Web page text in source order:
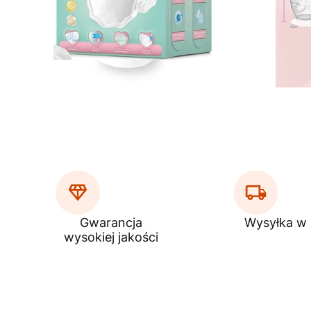
Gwarancja
wysokiej jakości
Wysyłka